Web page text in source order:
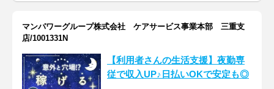
マンパワーグループ株式会社 ケアサービス事業本部 三重支
店/1001331N
【利用者さんの生活支援】夜勤専
従で収入UP♪日払いOKで安定も◎